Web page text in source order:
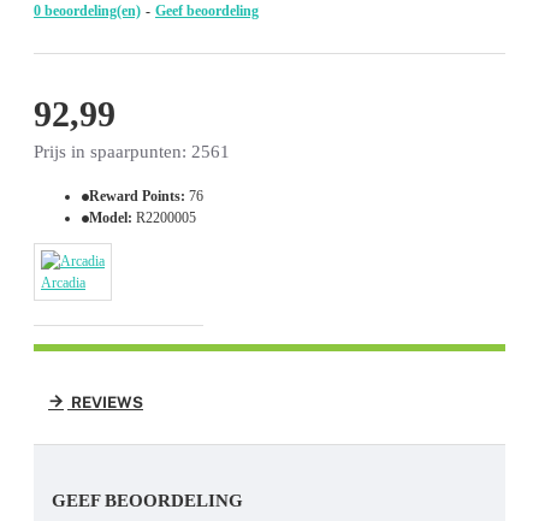
0 beoordeling(en) - Geef beoordeling
92,99
Prijs in spaarpunten: 2561
Reward Points: 76
Model: R2200005
Arcadia
REVIEWS
GEEF BEOORDELING